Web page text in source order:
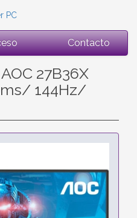
PC
Contacto
27B36X
144Hz/